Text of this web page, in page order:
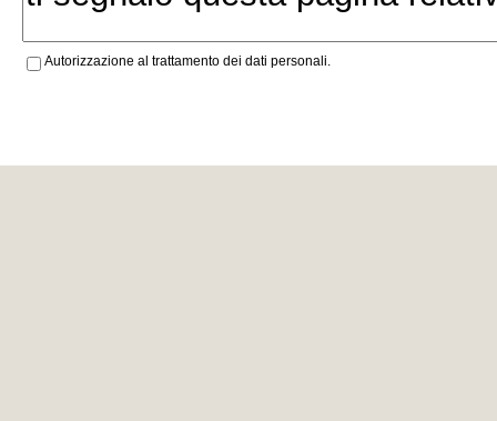
Autorizzazione al trattamento dei dati personali.